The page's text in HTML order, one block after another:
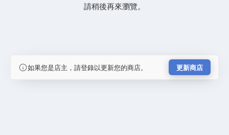
請稍後再來瀏覽。
如果您是店主，請登錄以更新您的商店。 更新商店